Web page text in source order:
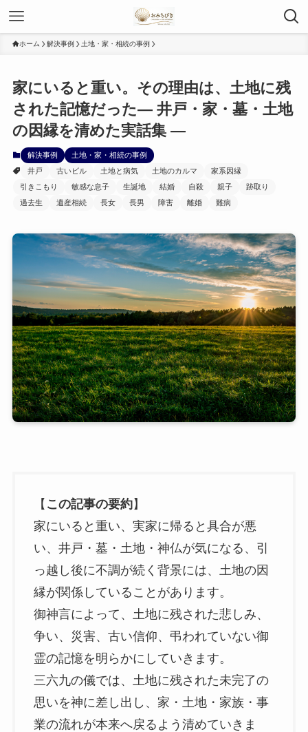
ホーム 解決事例 土地・家・相続の事例
家にいると重い。その理由は、土地に残
された記憶だった— 井戸・家・墓・土地
の因縁を清めた実話集 —
解決事例
土地・家・相続の事例
井戸
古いビル 土地と病気 土地のカルマ
家系因縁
引きこもり
敏感な息子 生誕地 結婚 自殺 親子
跡取り
過去生
遺産相続 長女 長男 障害 離婚 難病
【 この記事の要約】
家にいると重い、実家に帰ると具合が悪
い、井戸・墓・土地・神仏が気になる、引
っ越し後に不調が続く背景には、土地の因
縁が関係していることがあります。
御神言によって、土地に残された悲しみ、
争い、災害、古い信仰、弔われていない御
霊の記憶を明らかにしていきます。
三六九の儀では、土地に残された未完了の
思いを神に差し出し、家・土地・家族・事
業の流れが本来へ戻るよう清めていきま